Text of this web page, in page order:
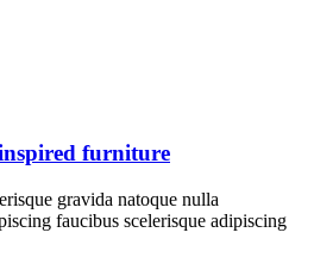
furniture
gravida natoque nulla
faucibus scelerisque adipiscing